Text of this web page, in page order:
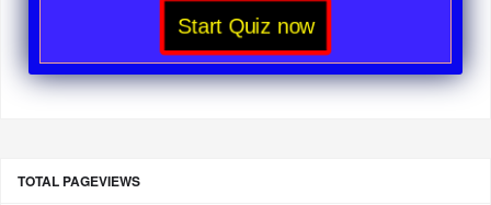
Start Quiz now
TOTAL PAGEVIEWS